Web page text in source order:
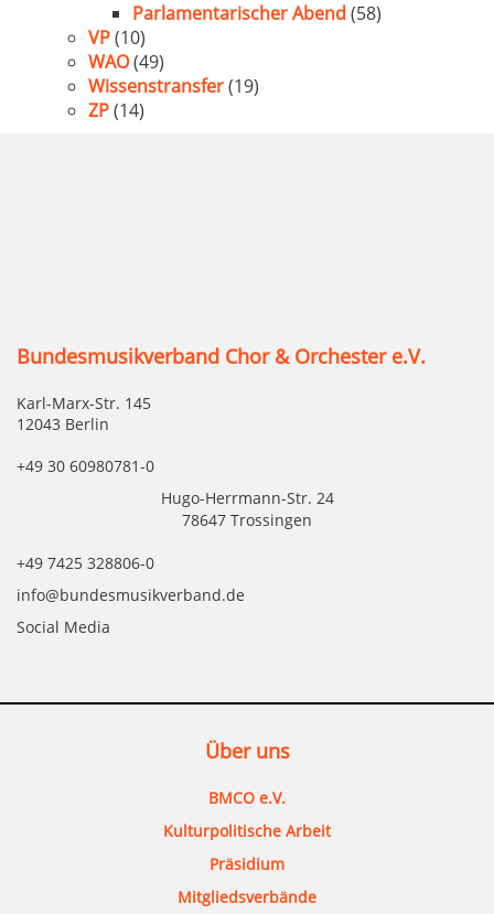
Parlamentarischer Abend (58)
VP(10)
WAO(49)
Wissenstransfer(19)
ZP(14)
Bundesmusikverband Chor & Orchester e.V.
Karl-Marx-Str. 145
12043 Berlin
+49 30 60980781-0
Hugo-Herrmann-Str. 24
78647 Trossingen
+49 7425 328806-0
info@bundesmusikverband.de
Social Media
Über uns
BMCO e.V.
Kulturpolitische Arbeit
Präsidium
Mitgliedsverbände